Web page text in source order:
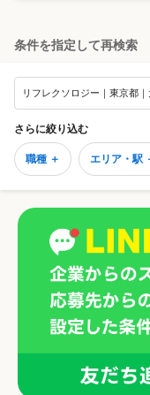
条件を指定して再検索
リフレクソロジー｜東京都
さらに絞り込む
職種 ＋ エリア・駅